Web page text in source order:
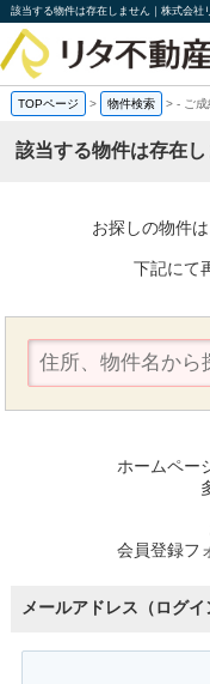
該当する物件は存在しません｜株式会社
TOPページ > 物件検索 >- ご
該当する物件は存在
お探しの物件
下記にて
ホームペー
会員登録フ
メールアドレス（ログイ